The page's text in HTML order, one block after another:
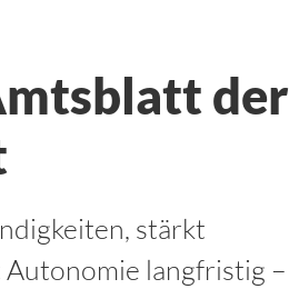
der
stärkt
Autonomie langfristig –